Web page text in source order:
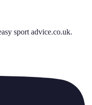
sport advice.co.uk.